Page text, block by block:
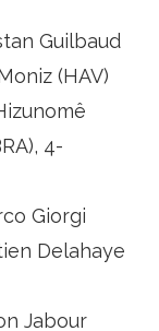
Guilbaud
(HAV)
4-
Giorgi
Delahaye
Jabour